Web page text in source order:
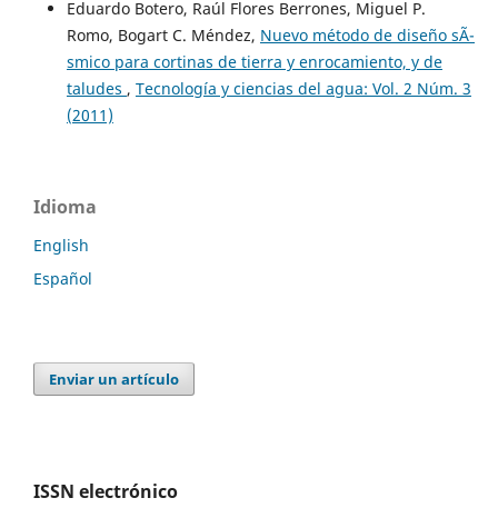
Eduardo Botero, Raúl Flores Berrones, Miguel P.
Romo, Bogart C. Méndez, Nuevo método de diseño sÃ­
smico para cortinas de tierra y enrocamiento, y de
taludes , Tecnología y ciencias del agua: Vol. 2 Núm. 3
(2011)
Idioma
English
Español
Enviar un artículo
ISSN electrónico